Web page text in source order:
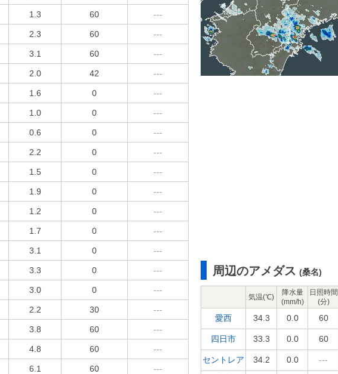
1.3 60 ---
2.3 60 ---
3.1 60 ---
2.0 42 ---
1.6 0 ---
1.0 0 ---
0.6 0 ---
2.2 0 ---
1.5 0 ---
1.9 0 ---
1.2 0 ---
1.7 0 ---
3.1 0 ---
3.3 0 ---
3.0 0 ---
2.2 30 ---
3.8 60 ---
4.8 60 ---
6.1 60 ---
周辺のアメダス (桑名)
気温(℃)
降水量
(mm/h)
日照時間
(分)
愛西 34.3 0.0 60
四日市 33.3 0.0 60
セントレア 34.2 0.0 ---